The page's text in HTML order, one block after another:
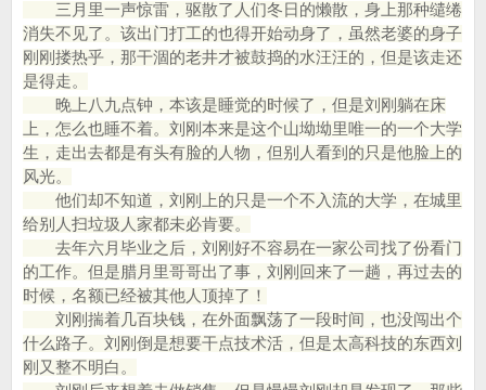
三月里一声惊雷，驱散了人们冬日的懒散，身上那种缱绻
消失不见了。该出门打工的也得开始动身了，虽然老婆的身子
刚刚搂热乎，那干涸的老井才被鼓捣的水汪汪的，但是该走还
是得走。
晚上八九点钟，本该是睡觉的时候了，但是刘刚躺在床
上，怎么也睡不着。刘刚本来是这个山坳坳里唯一的一个大学
生，走出去都是有头有脸的人物，但别人看到的只是他脸上的
风光。
他们却不知道，刘刚上的只是一个不入流的大学，在城里
给别人扫垃圾人家都未必肯要。
去年六月毕业之后，刘刚好不容易在一家公司找了份看门
的工作。但是腊月里哥哥出了事，刘刚回来了一趟，再过去的
时候，名额已经被其他人顶掉了！
刘刚揣着几百块钱，在外面飘荡了一段时间，也没闯出个
什么路子。刘刚倒是想要干点技术活，但是太高科技的东西刘
刚又整不明白。